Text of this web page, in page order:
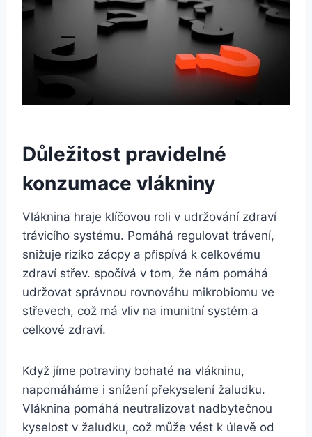
Důležitost pravidelné
konzumace vlákniny
Vláknina hraje klíčovou roli v udržování zdraví
trávicího systému. Pomáhá regulovat trávení,
snižuje riziko zácpy a přispívá k celkovému
zdraví střev. spočívá v tom, že nám pomáhá
udržovat správnou rovnováhu mikrobiomu ve
střevech, což má vliv na imunitní systém a
celkové zdraví.
Když jíme potraviny bohaté na vlákninu,
napomáháme i snížení překyselení žaludku.
Vláknina pomáhá neutralizovat nadbytečnou
kyselost v žaludku, což může vést k úlevě od